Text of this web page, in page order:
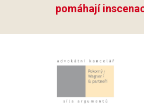
pomáhají